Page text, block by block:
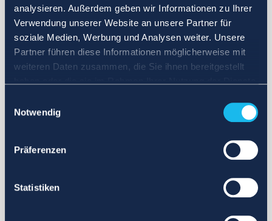
analysieren. Außerdem geben wir Informationen zu Ihrer
Verwendung unserer Website an unsere Partner für
soziale Medien, Werbung und Analysen weiter. Unsere
Partner führen diese Informationen möglicherweise mit
weiteren Daten zusammen, die Sie ihnen bereitgestellt
Notwendig
Präferenzen
Statistiken